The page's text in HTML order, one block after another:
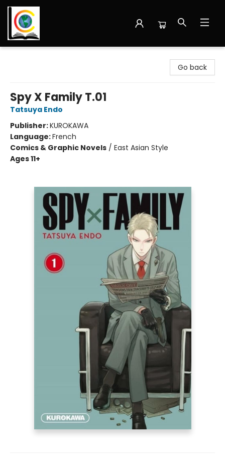
Go back
Spy X Family T.01
Tatsuya Endo
Publisher:KUROKAWA
Language:French
Comics & Graphic Novels / East Asian Style
Ages 11+